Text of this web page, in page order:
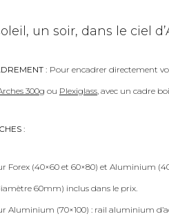
un soir, dans le ciel
: Pour encadrer directement
300g ou Plexiglass, avec un cadre
:
Forex (40×60 et 60×80) et Aluminium
60mm) inclus dans le prix.
Aluminium (70×100) : rail aluminium